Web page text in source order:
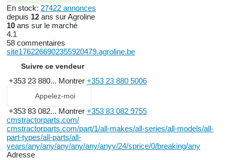
En stock: 27422 annonces
depuis 12 ans sur Agroline
10 ans sur le marché
4.1
58 commentaires
site1762266902355920479.agroline.be
Suivre ce vendeur
+353 23 880... Montrer +353 23 880 5006
Appelez-moi
+353 83 082... Montrer +353 83 082 9755
cmstractorparts.com/
cmstractorparts.com/part/1/all-makes/all-series/all-models/all-
part-types/all-parts/all-
years/any/any/any/any/any/anyy/24/sprice/0/breaking/any
Adresse